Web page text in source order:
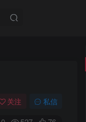
关注 私信